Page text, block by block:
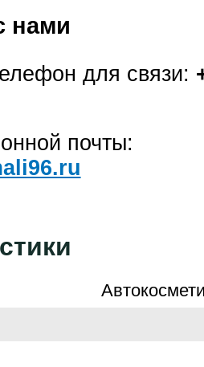
нами
для связи:
почты: